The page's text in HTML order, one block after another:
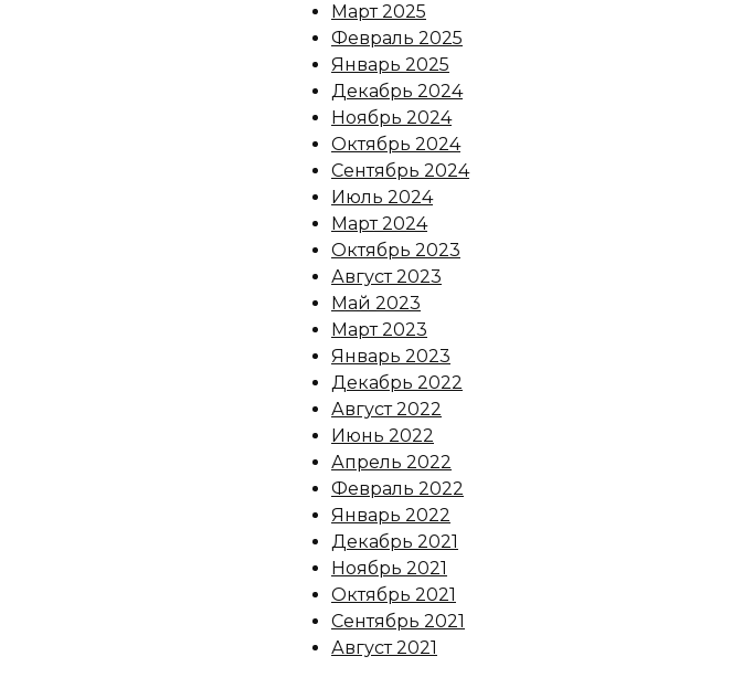
Март 2025
Февраль 2025
Январь 2025
Декабрь 2024
Ноябрь 2024
Октябрь 2024
Сентябрь 2024
Июль 2024
Март 2024
Октябрь 2023
Август 2023
Май 2023
Март 2023
Январь 2023
Декабрь 2022
Август 2022
Июнь 2022
Апрель 2022
Февраль 2022
Январь 2022
Декабрь 2021
Ноябрь 2021
Октябрь 2021
Сентябрь 2021
Август 2021